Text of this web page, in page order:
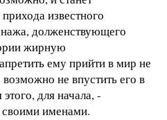
известного
долженствующего
жирную
ему прийти в мир не
не впустить его в
для начала, -
своими именами.